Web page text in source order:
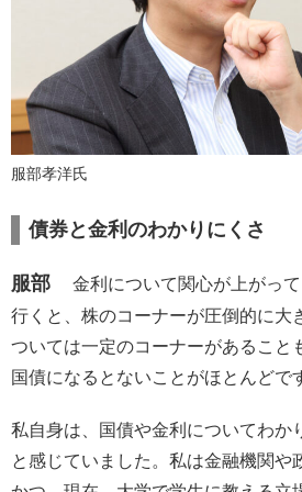
服部孝洋氏
債券と金利のわかりにくさ
服部 金利について関心が上がって
行くと、株のコーナーが圧倒的に大
ついては一定のコーナーがあること
国債になるとないことがほとんどで
私自身は、国債や金利についてわか
と感じていました。私は金融機関や